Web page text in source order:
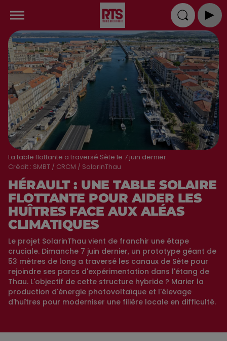
La table flottante a traversé Sète le 7 juin dernier.
Crédit : SMBT / CRCM / SolarinThau
HÉRAULT : UNE TABLE SOLAIRE
FLOTTANTE POUR AIDER LES
HUÎTRES FACE AUX ALÉAS
CLIMATIQUES
Le projet SolarinThau vient de franchir une étape
cruciale. Dimanche 7 juin dernier, un prototype géant de
53 mètres de long a traversé les canaux de Sète pour
rejoindre ses parcs d'expérimentation dans l'étang de
Thau. L'objectif de cette structure hybride ? Marier la
production d'énergie photovoltaïque et l'élevage
d'huîtres pour moderniser une filière locale en difficulté.